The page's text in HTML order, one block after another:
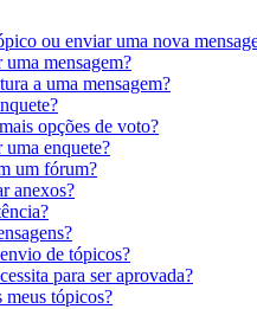
ou enviar uma nova
mensagem?
a uma mensagem?
opções de voto?
enquete?
um fórum?
anexos?
de tópicos?
para ser aprovada?
meus tópicos?